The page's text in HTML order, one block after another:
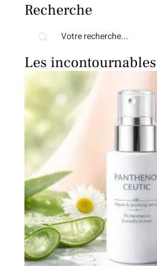
Recherche
Les incontournables